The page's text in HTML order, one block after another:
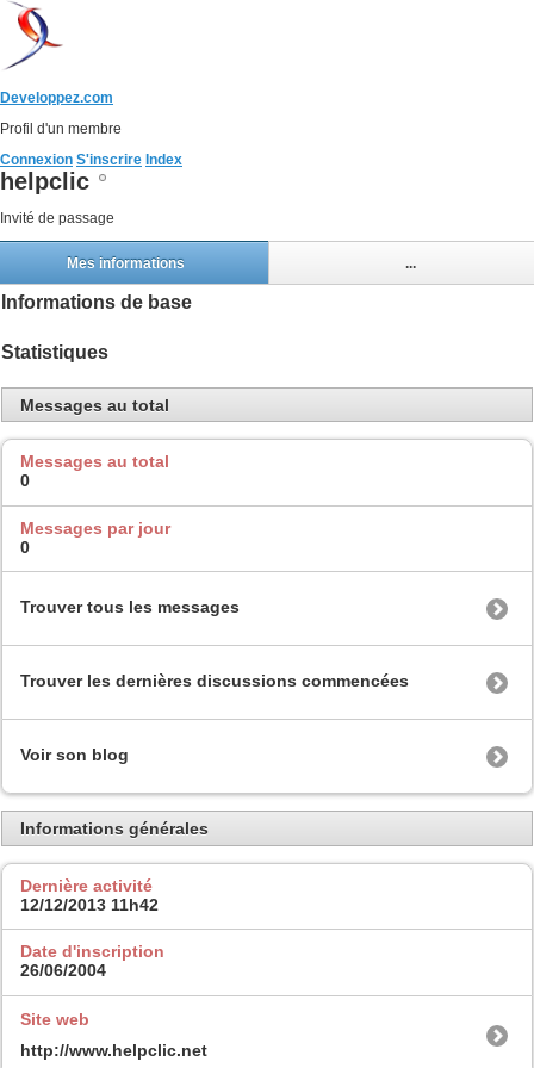
Developpez.com
Profil d'un membre
Connexion S'inscrire Index
helpclic
Invité de passage
Mes informations ...
Informations de base
Statistiques
Messages au total
Messages au total
0
Messages par jour
0
Trouver tous les messages
Trouver les dernières discussions commencées
Voir son blog
Informations générales
Dernière activité
12/12/2013 11h42
Date d'inscription
26/06/2004
Site web
http://www.helpclic.net